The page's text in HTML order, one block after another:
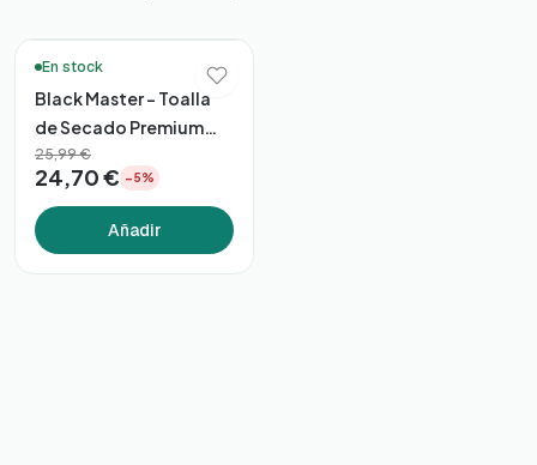
En stock
Black Master – Toalla
de Secado Premium
60×90 (1600gsm)
25,99 €
24,70 € −5%
Añadir